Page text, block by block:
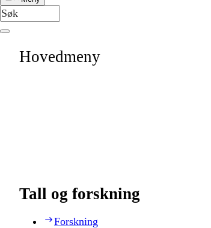
Hovedmeny
Tall og forskning
Forskning